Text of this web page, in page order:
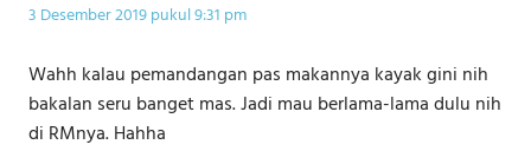
3 Desember 2019 pukul 9:31 pm
Wahh kalau pemandangan pas makannya kayak gini nih
bakalan seru banget mas. Jadi mau berlama-lama dulu nih
di RMnya. Hahha